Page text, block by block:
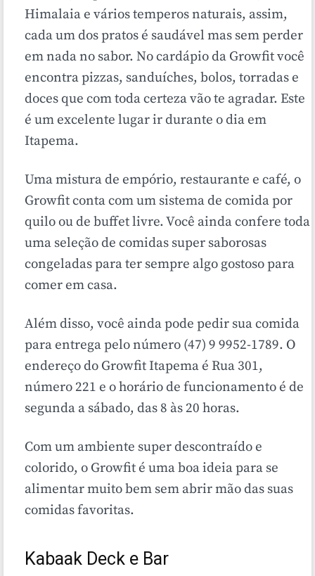
Himalaia e vários temperos naturais, assim,
cada um dos pratos é saudável mas sem perder
em nada no sabor. No cardápio da Growfit você
encontra pizzas, sanduíches, bolos, torradas e
doces que com toda certeza vão te agradar. Este
é um excelente lugar ir durante o dia em
Itapema.
Uma mistura de empório, restaurante e café, o
Growfit conta com um sistema de comida por
quilo ou de buffet livre. Você ainda confere toda
uma seleção de comidas super saborosas
congeladas para ter sempre algo gostoso para
comer em casa.
Além disso, você ainda pode pedir sua comida
para entrega pelo número (47) 9 9952-1789. O
endereço do Growfit Itapema é Rua 301,
número 221 e o horário de funcionamento é de
segunda a sábado, das 8 às 20 horas.
Com um ambiente super descontraído e
colorido, o Growfit é uma boa ideia para se
alimentar muito bem sem abrir mão das suas
comidas favoritas.
Kabaak Deck e Bar